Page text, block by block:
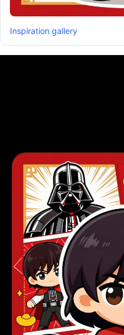
Inspiration gallery